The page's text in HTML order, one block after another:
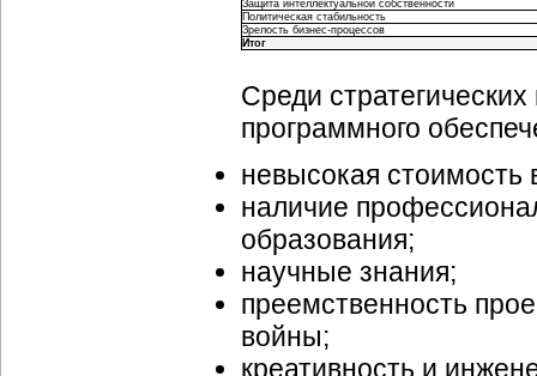
Защита интеллектуальной собственности
Политическая стабильность
Зрелость бизнес-процессов
Итог
Среди
программного
невысокая стоимость
наличие
образования;
научные знания;
преемственность
войны;
креативность и